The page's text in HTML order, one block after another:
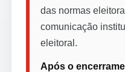
das normas
comunicação
eleitoral.
Após o